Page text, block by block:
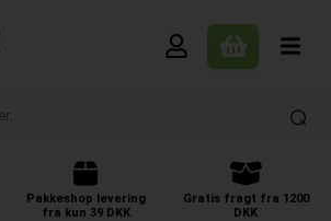
Pakkeshop levering
fra kun 39 DKK
Gratis fragt fra 1200
DKK